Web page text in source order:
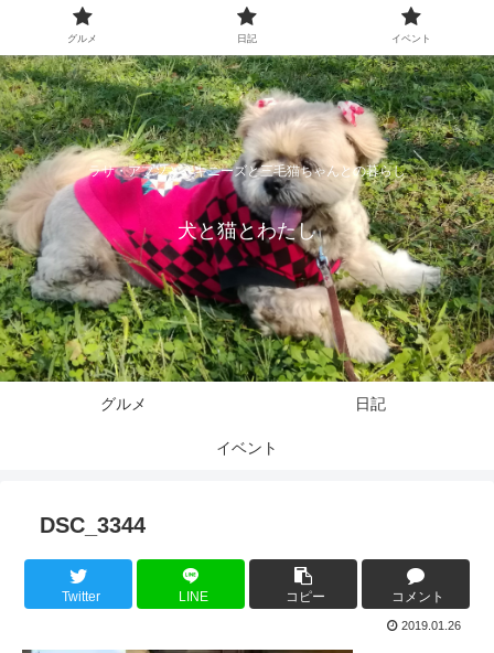
ラサ・アプソとペキニーズと三毛猫ちゃんとの暮らし
犬と猫とわたし
グルメ 日記
イベント
DSC_3344
Twitter LINE コピー コメント
2019.01.26
グルメ 日記 イベント